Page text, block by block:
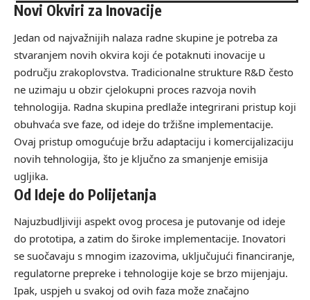
Novi Okviri za Inovacije
Jedan od najvažnijih nalaza radne skupine je potreba za
stvaranjem novih okvira koji će potaknuti inovacije u
području zrakoplovstva. Tradicionalne strukture R&D često
ne uzimaju u obzir cjelokupni proces razvoja novih
tehnologija. Radna skupina predlaže integrirani pristup koji
obuhvaća sve faze, od ideje do tržišne implementacije.
Ovaj pristup omogućuje bržu adaptaciju i komercijalizaciju
novih tehnologija, što je ključno za smanjenje emisija
ugljika.
Od Ideje do Polijetanja
Najuzbudljiviji aspekt ovog procesa je putovanje od ideje
do prototipa, a zatim do široke implementacije. Inovatori
se suočavaju s mnogim izazovima, uključujući financiranje,
regulatorne prepreke i tehnologije koje se brzo mijenjaju.
Ipak, uspjeh u svakoj od ovih faza može značajno